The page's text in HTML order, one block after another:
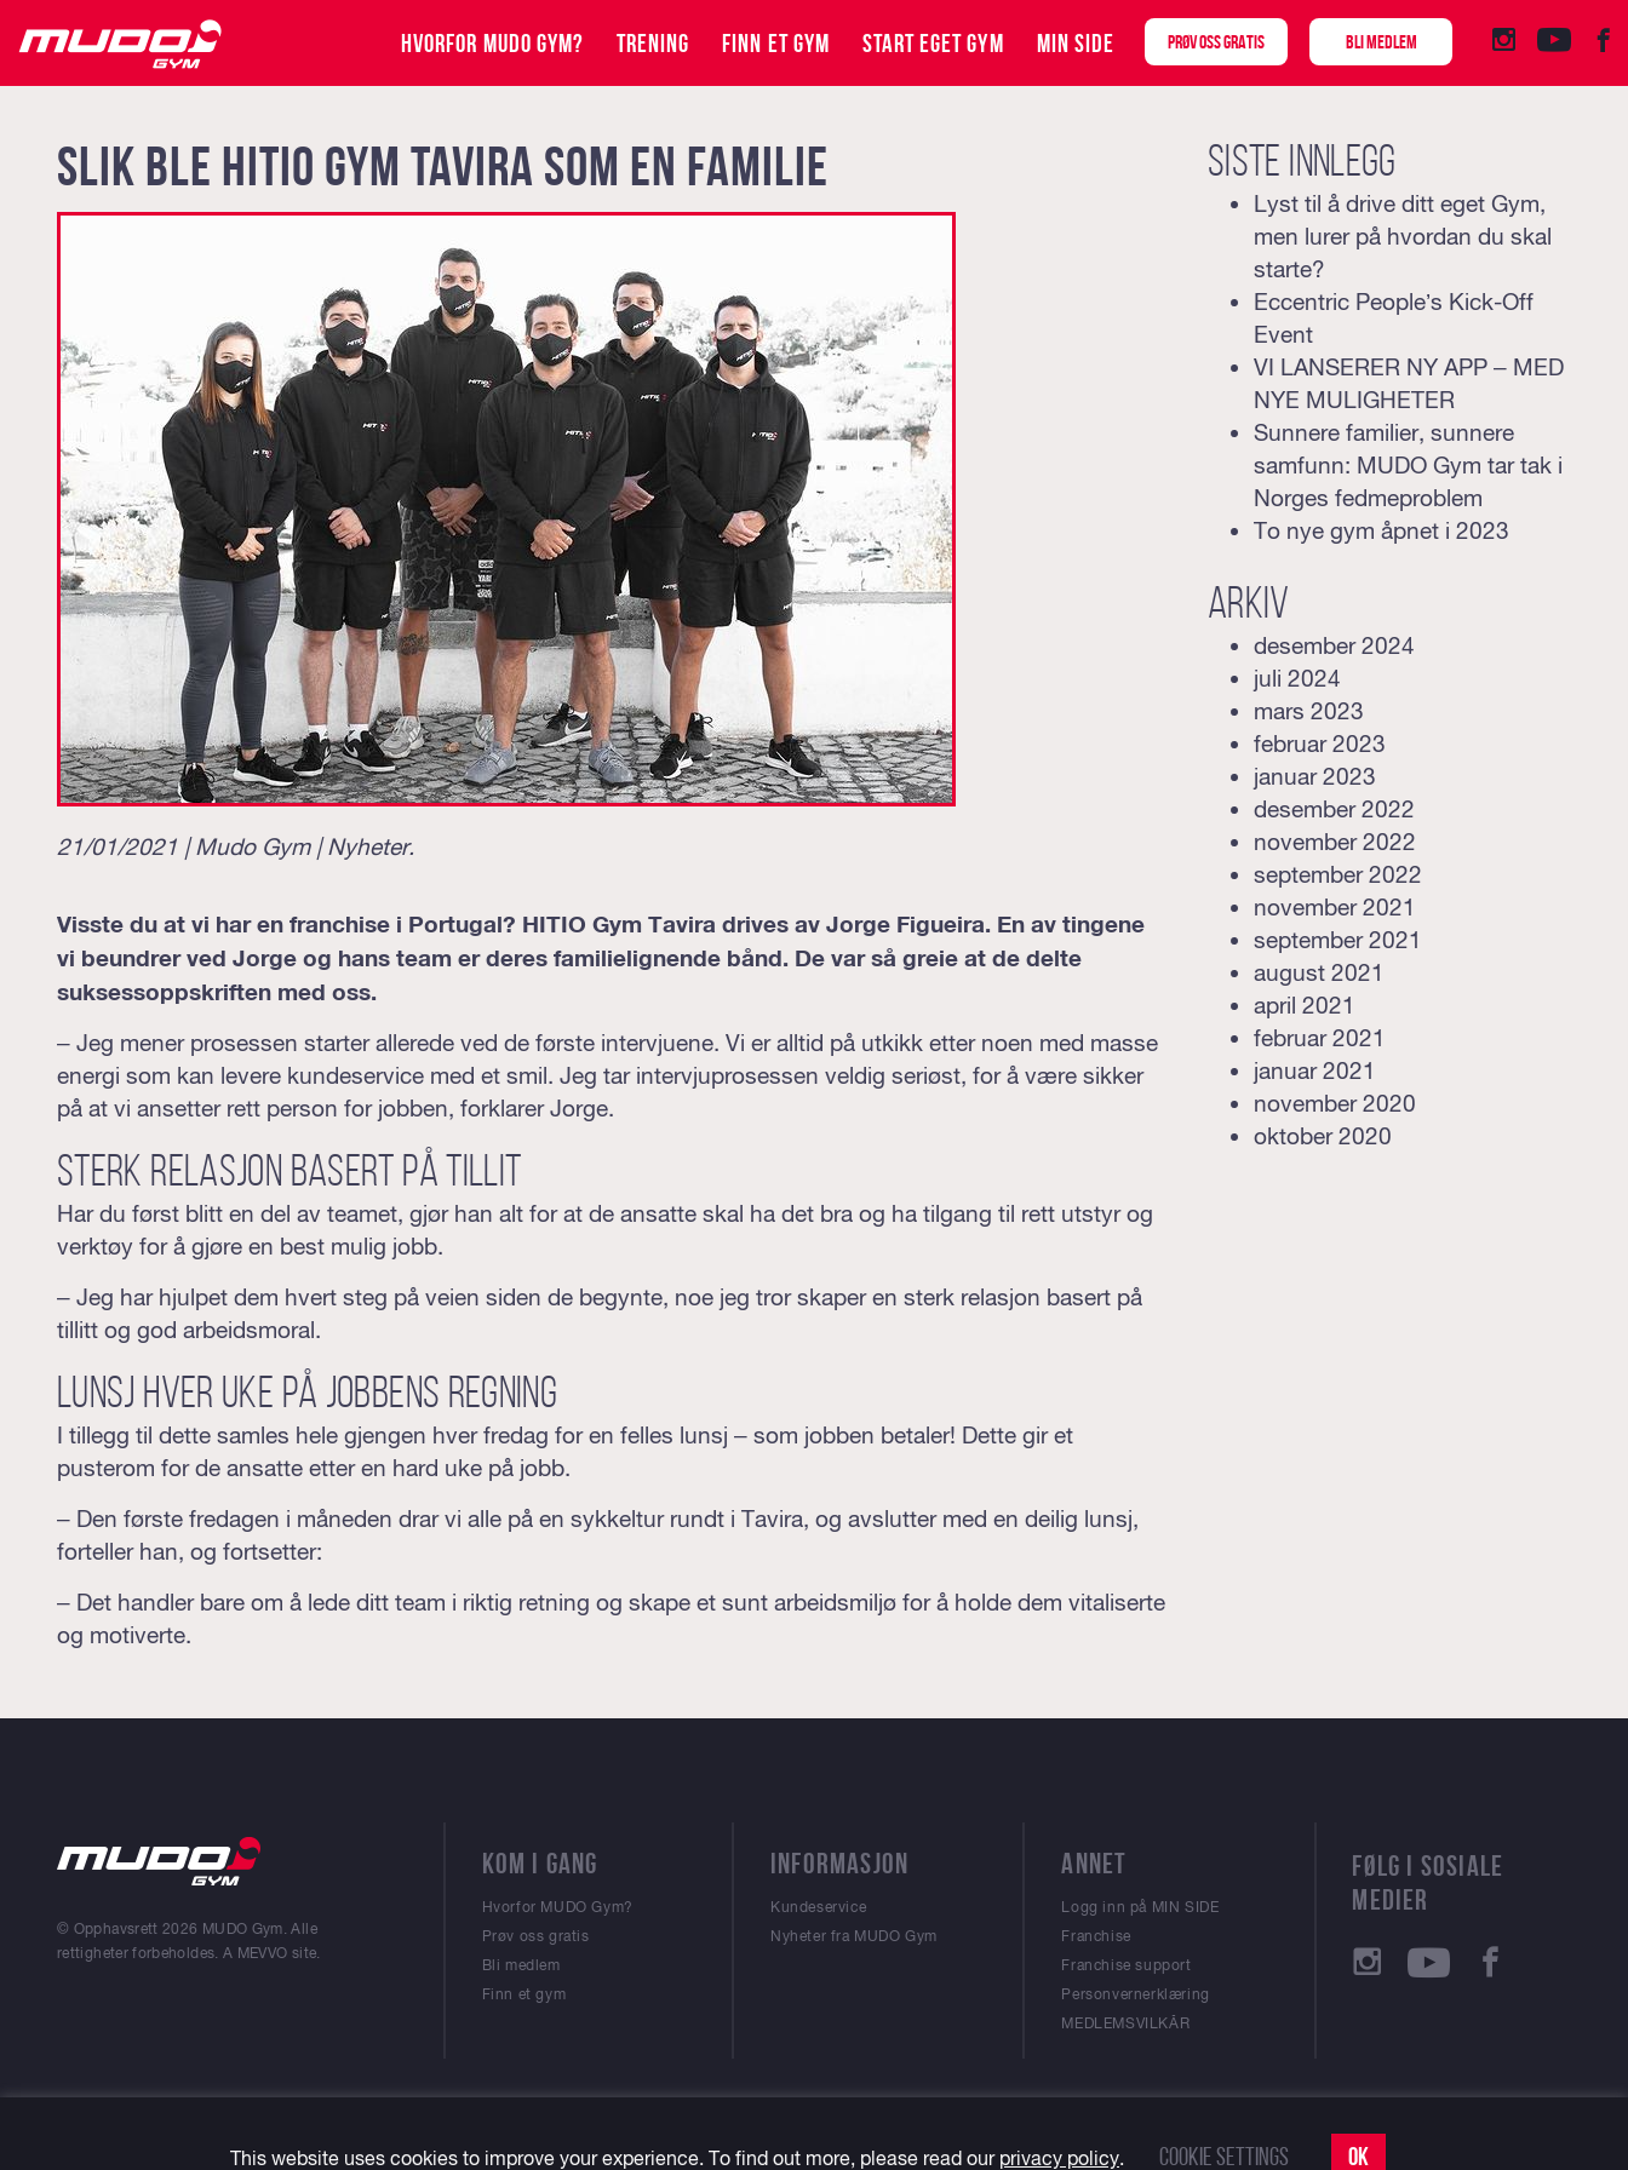
HVORFOR MUDO GYM? TRENING FINN ET GYM START EGET GYM MIN SIDE PRØV OSS GRATIS BLI MEDLEM
SLIK BLE HITIO GYM TAVIRA SOM EN FAMILIE
21/01/2021 | Mudo Gym |Nyheter.
Visste du at vi har en franchise i Portugal? HITIO Gym Tavira drives av Jorge Figueira. En av tingene
vi beundrer ved Jorge og hans team er deres familielignende bånd. De var så greie at de delte
suksessoppskriften med oss.
– Jeg mener prosessen starter allerede ved de første intervjuene. Vi er alltid på utkikk etter noen med masse
energi som kan levere kundeservice med et smil. Jeg tar intervjuprosessen veldig seriøst, for å være sikker
på at vi ansetter rett person for jobben, forklarer Jorge.
Sterk relasjon basert på tillit
Har du først blitt en del av teamet, gjør han alt for at de ansatte skal ha det bra og ha tilgang til rett utstyr og
verktøy for å gjøre en best mulig jobb.
– Jeg har hjulpet dem hvert steg på veien siden de begynte, noe jeg tror skaper en sterk relasjon basert på
tillitt og god arbeidsmoral.
Lunsj hver uke på jobbens regning
I tillegg til dette samles hele gjengen hver fredag for en felles lunsj – som jobben betaler! Dette gir et
pusterom for de ansatte etter en hard uke på jobb.
– Den første fredagen i måneden drar vi alle på en sykkeltur rundt i Tavira, og avslutter med en deilig lunsj,
forteller han, og fortsetter:
– Det handler bare om å lede ditt team i riktig retning og skape et sunt arbeidsmiljø for å holde dem vitaliserte
og motiverte.
Siste innlegg
Lyst til å drive ditt eget Gym,
men lurer på hvordan du skal
starte?
Eccentric People’s Kick-Off
Event
VI LANSERER NY APP – MED
NYE MULIGHETER
Sunnere familier, sunnere
samfunn: MUDO Gym tar tak i
Norges fedmeproblem
To nye gym åpnet i 2023
Arkiv
desember 2024
juli 2024
mars 2023
februar 2023
januar 2023
desember 2022
november 2022
september 2022
november 2021
september 2021
august 2021
april 2021
februar 2021
januar 2021
november 2020
oktober 2020
© Opphavsrett 2026 MUDO Gym. Alle
rettigheter forbeholdes. A MEVVO site.
KOM I GANG
Hvorfor MUDO Gym?
Prøv oss gratis
Bli medlem
Finn et gym
INFORMASJON
Kundeservice
Nyheter fra MUDO Gym
ANNET
Logg inn på MIN SIDE
Franchise
Franchise support
Personvernerklæring
MEDLEMSVILKÅR
FØLG I SOSIALE
MEDIER
This website uses cookies to improve your experience. To find out more, please read our privacy policy. Cookie settings OK